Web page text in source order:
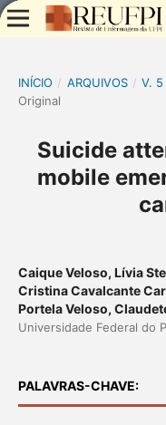
INÍCIO / ARQUIVOS / V. 5
Original
Suicide
mobile
Caique Veloso, Lívia
Cristina Cavalcante
Portela Veloso,
Universidade Federal do
PALAVRAS-CHAVE: